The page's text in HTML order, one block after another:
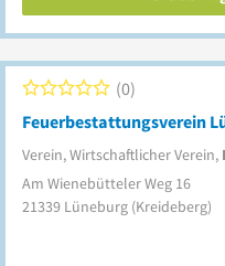
Feuerbestattungsverein
Verein, Wirtschaftlicher Verein,
0
Am Wienebütteler Weg 16
21339 Lüneburg (Kreideberg)